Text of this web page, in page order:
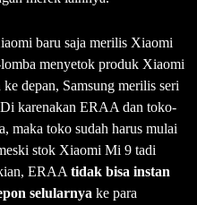
baru saja merilis Xiaomi
menyetok produk Xiaomi
depan, Samsung merilis seri
karenakan ERAA dan toko-
maka toko sudah harus mulai
stok Xiaomi Mi 9 tadi
ERAA tidak bisa instan
selularnya ke para